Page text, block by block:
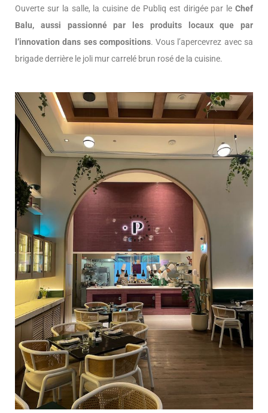
Ouverte sur la salle, la cuisine de Publiq est dirigée par le Chef
Balu, aussi passionné par les produits locaux que par
l’innovation dans ses compositions. Vous l’apercevrez avec sa
brigade derrière le joli mur carrelé brun rosé de la cuisine.